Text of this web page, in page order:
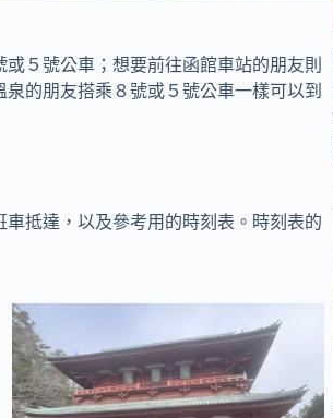
５號公車；想要前往函館車站的朋友則
的朋友搭乘８號或５號公車一樣可以到
抵達，以及參考用的時刻表。時刻表的